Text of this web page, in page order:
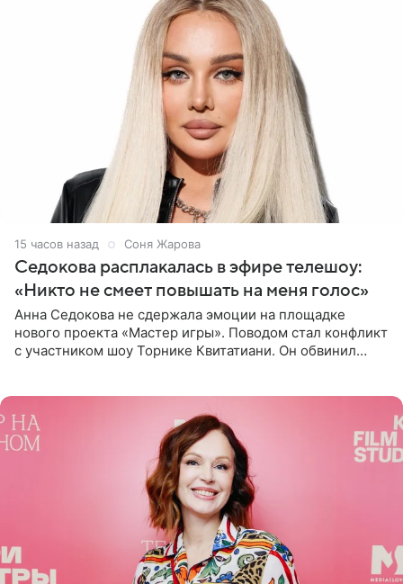
15 часов назад Соня Жарова
Седокова расплакалась в эфире телешоу:
«Никто не смеет повышать на меня голос»
Анна Седокова не сдержала эмоции на площадке
нового проекта «Мастер игры». Поводом стал конфликт
с участником шоу Торнике Квитатиани. Он обвинил